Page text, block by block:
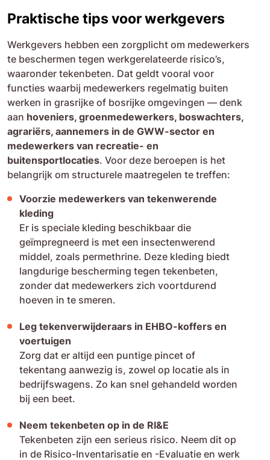
Praktische tips voor werkgevers
Werkgevers hebben een zorgplicht om medewerkers
te beschermen tegen werkgerelateerde risico’s,
waaronder tekenbeten. Dat geldt vooral voor
functies waarbij medewerkers regelmatig buiten
werken in grasrijke of bosrijke omgevingen — denk
aan hoveniers, groenmedewerkers, boswachters,
agrariërs, aannemers in de GWW-sector en
medewerkers van recreatie- en
buitensportlocaties. Voor deze beroepen is het
belangrijk om structurele maatregelen te treffen:
Voorzie medewerkers van tekenwerende
kleding
Er is speciale kleding beschikbaar die
geïmpregneerd is met een insectenwerend
middel, zoals permethrine. Deze kleding biedt
langdurige bescherming tegen tekenbeten,
zonder dat medewerkers zich voortdurend
hoeven in te smeren.
Leg tekenverwijderaars in EHBO-koffers en
voertuigen
Zorg dat er altijd een puntige pincet of
tekentang aanwezig is, zowel op locatie als in
bedrijfswagens. Zo kan snel gehandeld worden
bij een beet.
Neem tekenbeten op in de RI&E
Tekenbeten zijn een serieus risico. Neem dit op
in de Risico-Inventarisatie en -Evaluatie en werk